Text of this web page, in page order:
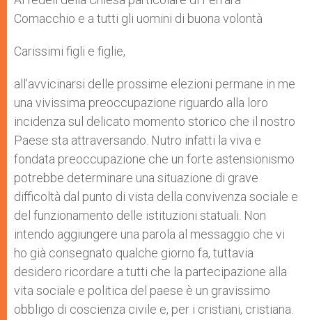
p e
r
k
Comacchio e a tutti gli uomini di buona volontà
Carissimi figli e figlie,
all’avvicinarsi delle prossime elezioni permane in me
una vivissima preoccupazione riguardo alla loro
incidenza sul delicato momento storico che il nostro
Paese sta attraversando. Nutro infatti la viva e
fondata preoccupazione che un forte astensionismo
potrebbe determinare una situazione di grave
difficoltà dal punto di vista della convivenza sociale e
del funzionamento delle istituzioni statuali. Non
intendo aggiungere una parola al messaggio che vi
ho già consegnato qualche giorno fa, tuttavia
desidero ricordare a tutti che la partecipazione alla
vita sociale e politica del paese è un gravissimo
obbligo di coscienza civile e, per i cristiani, cristiana.